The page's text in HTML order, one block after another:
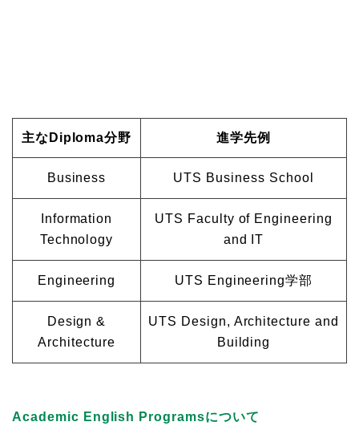
主なDiploma分野 進学先例
Business UTS Business School
Information
Technology
UTS Faculty of Engineering
and IT
Engineering UTS Engineering学部
Design &
Architecture
UTS Design, Architecture and
Building
Academic English Programsについて